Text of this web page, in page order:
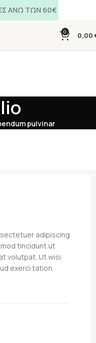
0 0,00
pulvinar
adipiscing
tincidunt ut
volutpat. Ut wisi
exerci tation.
ΑΝΩ ΤΩΝ 60€